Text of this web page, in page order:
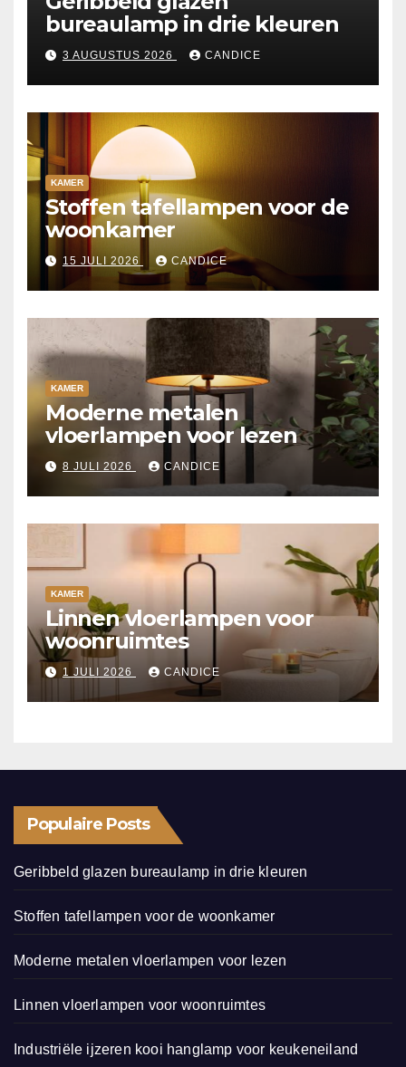
bureaulamp in drie kleuren
3 AUGUSTUS 2026 CANDICE
KAMER
Stoffen tafellampen voor de
woonkamer
15 JULI 2026 CANDICE
KAMER
Moderne metalen
vloerlampen voor lezen
8 JULI 2026 CANDICE
KAMER
Linnen vloerlampen voor
woonruimtes
1 JULI 2026 CANDICE
Populaire Posts
Geribbeld glazen bureaulamp in drie kleuren
Stoffen tafellampen voor de woonkamer
Moderne metalen vloerlampen voor lezen
Linnen vloerlampen voor woonruimtes
Industriële ijzeren kooi hanglamp voor keukeneiland